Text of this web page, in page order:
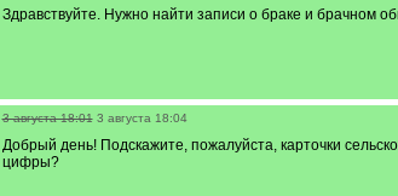
Здравствуйте. Нужно найти записи о браке и брачном
3 августа 18:01 3 августа 18:04
Добрый день! Подскажите, пожалуйста, карточки
цифры?